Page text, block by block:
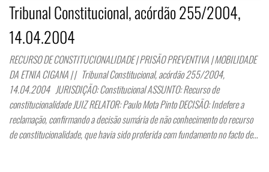
Tribunal Constitucional, acórdão 255/2004,
14.04.2004
RECURSO DE CONSTITUCIONALIDADE | PRISÃO PREVENTIVA | MOBILIDADE
DA ETNIA CIGANA | | Tribunal Constitucional, acórdão 255/2004,
14.04.2004 JURISDIÇÃO: Constitucional ASSUNTO: Recurso de
constitucionalidade JUIZ RELATOR: Paulo Mota Pinto DECISÃO: Indefere a
reclamação, confirmando a decisão sumária de não conhecimento do recurso
de constitucionalidade, que havia sido proferida com fundamento no facto de…